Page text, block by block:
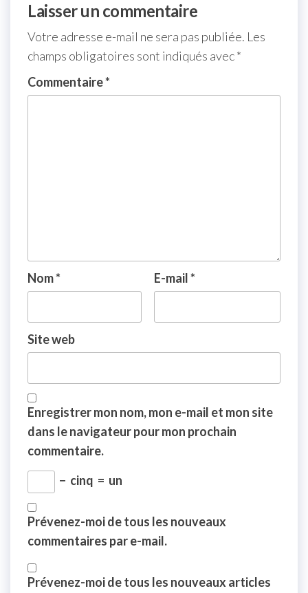
Laisser un commentaire
Votre adresse e-mail ne sera pas publiée. Les
champs obligatoires sont indiqués avec*
Commentaire*
Nom* E-mail*
Site web
Enregistrer mon nom, mon e-mail et mon site
dans le navigateur pour mon prochain
commentaire.
− cinq = un
Prévenez-moi de tous les nouveaux
commentaires par e-mail.
Prévenez-moi de tous les nouveaux articles